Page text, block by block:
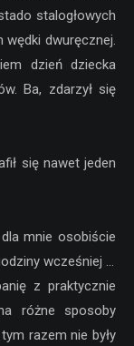
stalogłowych
wędki dwuręcznej.
dzień dziecka
Ba, zdarzył się
się nawet jeden
mnie osobiście
wcześniej …
z praktycznie
różne sposoby
razem nie były